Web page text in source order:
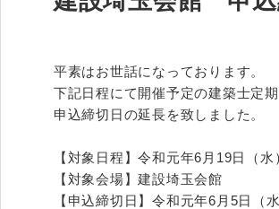
平素はお世話になっております。
下記日程にて開催予定の建築士定
申込締切日の延長を致しました。
【対象日程】令和元年6月19日（水
【対象会場】建設埼玉会館
【申込締切日】令和元年6月5日